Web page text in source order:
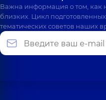
Важна информация о том, как
близких. Цикл
тематических советов наших